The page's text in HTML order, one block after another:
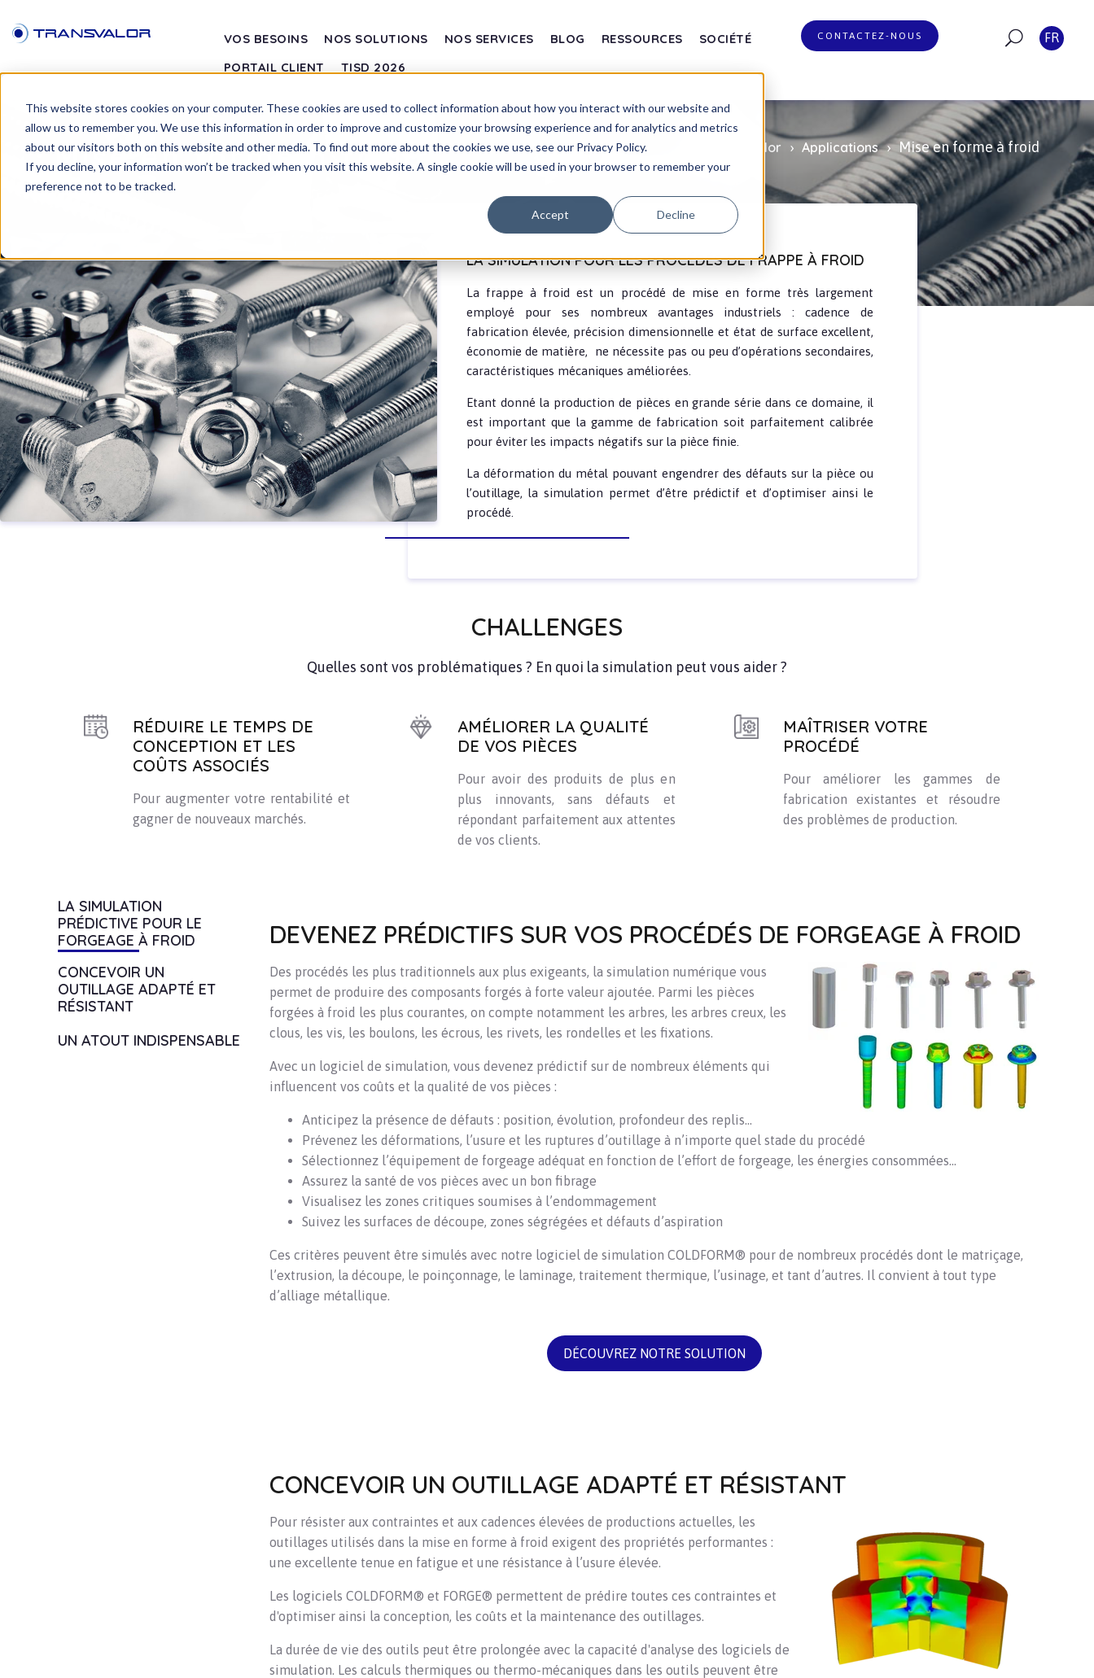
This website stores cookies on your computer. These cookies are used to collect information about how you interact with our website and
allow us to remember you. We use this information in order to improve and customize your browsing experience and for analytics and metrics
about our visitors both on this website and other media. To find out more about the cookies we use, see our Privacy Policy.
If you decline, your information won’t be tracked when you visit this website. A single cookie will be used in your browser to remember your
preference not to be tracked.
Accept Decline
VOS BESOINS NOS SOLUTIONS NOS SERVICES BLOG RESSOURCES
SOCIÉTÉ
PORTAIL CLIENT
TISD 2026
CONTACTEZ-NOUS FR
Mise en forme à froid Transvalor Applications Mise en forme à froid
LA SIMULATION POUR LES PROCÉDÉS DE FRAPPE À FROID
La frappe à froid est un procédé de mise en forme très largement
employé pour ses nombreux avantages industriels : cadence de
fabrication élevée, précision dimensionnelle et état de surface excellent,
économie de matière, ne nécessite pas ou peu d’opérations secondaires,
caractéristiques mécaniques améliorées.
Etant donné la production de pièces en grande série dans ce domaine, il
est important que la gamme de fabrication soit parfaitement calibrée
pour éviter les impacts négatifs sur la pièce finie.
La déformation du métal pouvant engendrer des défauts sur la pièce ou
l’outillage, la simulation permet d’être prédictif et d’optimiser ainsi le
procédé.
CHALLENGES
Quelles sont vos problématiques ? En quoi la simulation peut vous aider ?
RÉDUIRE LE TEMPS DE
CONCEPTION ET LES
COÛTS ASSOCIÉS
Pour augmenter votre rentabilité et
gagner de nouveaux marchés.
AMÉLIORER LA QUALITÉ
DE VOS PIÈCES
Pour avoir des produits de plus en
plus innovants, sans défauts et
répondant parfaitement aux attentes
de vos clients.
MAÎTRISER VOTRE
PROCÉDÉ
Pour améliorer les gammes de
fabrication existantes et résoudre
des problèmes de production.
LA SIMULATION
PRÉDICTIVE POUR LE
FORGEAGE À FROID
CONCEVOIR UN
OUTILLAGE ADAPTÉ ET
RÉSISTANT
UN ATOUT INDISPENSABLE
DEVENEZ PRÉDICTIFS SUR VOS PROCÉDÉS DE FORGEAGE À FROID
Des procédés les plus traditionnels aux plus exigeants, la simulation numérique vous
permet de produire des composants forgés à forte valeur ajoutée. Parmi les pièces
forgées à froid les plus courantes, on compte notamment les arbres, les arbres creux, les
clous, les vis, les boulons, les écrous, les rivets, les rondelles et les fixations.
Avec un logiciel de simulation, vous devenez prédictif sur de nombreux éléments qui
influencent vos coûts et la qualité de vos pièces :
Anticipez la présence de défauts : position, évolution, profondeur des replis...
Prévenez les déformations, l’usure et les ruptures d’outillage à n’importe quel stade du procédé
Sélectionnez l’équipement de forgeage adéquat en fonction de l’effort de forgeage, les énergies consommées...
Assurez la santé de vos pièces avec un bon fibrage
Visualisez les zones critiques soumises à l’endommagement
Suivez les surfaces de découpe, zones ségrégées et défauts d’aspiration
Ces critères peuvent être simulés avec notre logiciel de simulation COLDFORM® pour de nombreux procédés dont le matriçage,
l’extrusion, la découpe, le poinçonnage, le laminage, traitement thermique, l’usinage, et tant d’autres. Il convient à tout type
d’alliage métallique.
DÉCOUVREZ NOTRE SOLUTION
CONCEVOIR UN OUTILLAGE ADAPTÉ ET RÉSISTANT
Pour résister aux contraintes et aux cadences élevées de productions actuelles, les
outillages utilisés dans la mise en forme à froid exigent des propriétés performantes :
une excellente tenue en fatigue et une résistance à l’usure élevée.
Les logiciels COLDFORM® et FORGE® permettent de prédire toutes ces contraintes et
d'optimiser ainsi la conception, les coûts et la maintenance des outillages.
La durée de vie des outils peut être prolongée avec la capacité d'analyse des logiciels de
simulation. Les calculs thermiques ou thermo-mécaniques dans les outils peuvent être